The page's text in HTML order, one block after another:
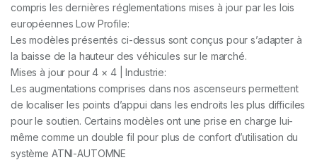
compris les dernières réglementations mises à jour par les lois
européennes Low Profile:
Les modèles présentés ci-dessus sont conçus pour s’adapter à
la baisse de la hauteur des véhicules sur le marché.
Mises à jour pour 4 × 4 | Industrie:
Les augmentations comprises dans nos ascenseurs permettent
de localiser les points d’appui dans les endroits les plus difficiles
pour le soutien. Certains modèles ont une prise en charge lui-
même comme un double fil pour plus de confort d’utilisation du
système ATNI-AUTOMNE